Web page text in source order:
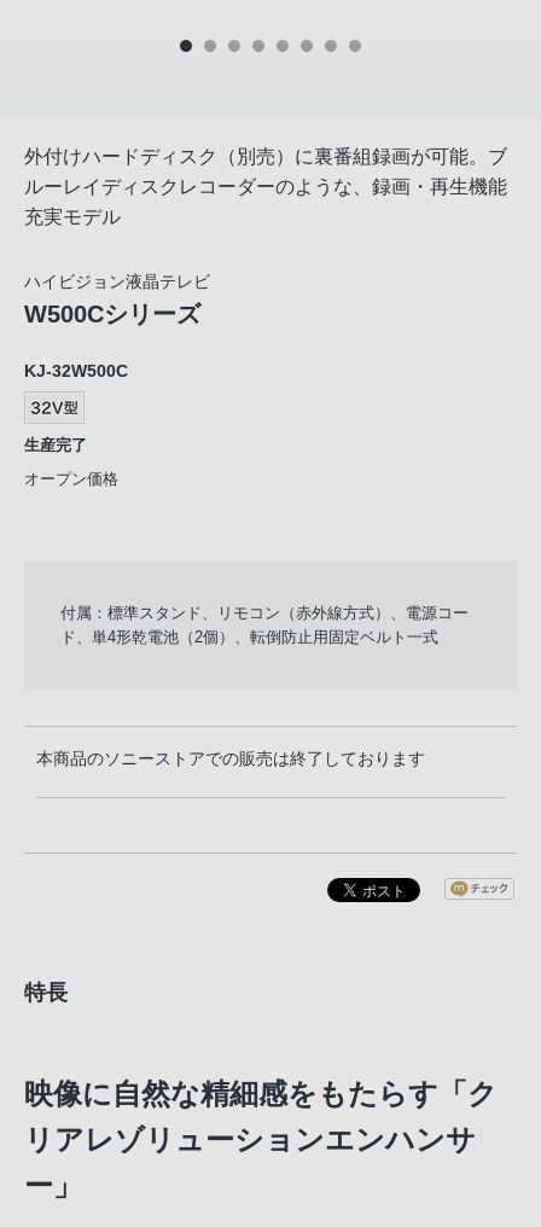
外付けハードディスク（別売）に裏番組録画が可能。ブ
ルーレイディスクレコーダーのような、録画・再生機能
充実モデル
ハイビジョン液晶テレビ
W500Cシリーズ
KJ-32W500C
生産完了
オープン価格
付属：標準スタンド、リモコン（赤外線方式）、電源コー
ド、単4形乾電池（2個）、転倒防止用固定ベルト一式
本商品のソニーストアでの販売は終了しております
特長
映像に自然な精細感をもたらす「ク
リアレゾリューションエンハンサ
ー」